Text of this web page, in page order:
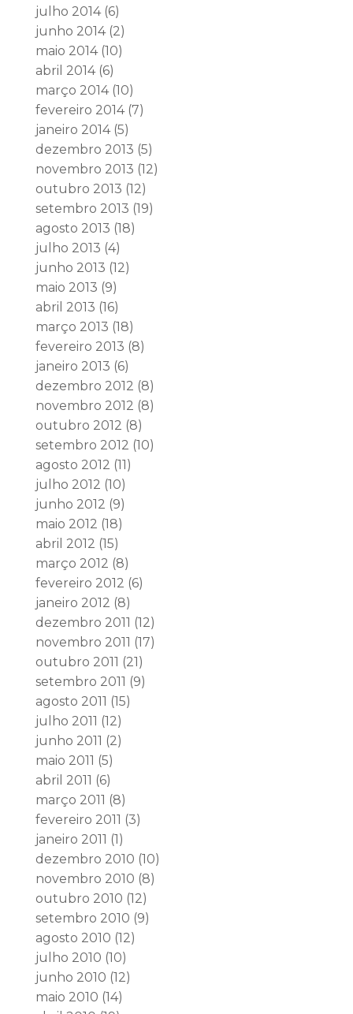
julho 2014(6)
junho 2014(2)
maio 2014(10)
abril 2014(6)
março 2014(10)
fevereiro 2014(7)
janeiro 2014(5)
dezembro 2013 (5)
novembro 2013 (12)
outubro 2013 (12)
setembro 2013 (19)
agosto 2013 (18)
julho 2013 (4)
junho 2013 (12)
maio 2013 (9)
abril 2013 (16)
março 2013 (18)
fevereiro 2013 (8)
janeiro 2013 (6)
dezembro 2012 (8)
novembro 2012 (8)
outubro 2012 (8)
setembro 2012 (10)
agosto 2012 (11)
julho 2012 (10)
junho 2012 (9)
maio 2012 (18)
abril 2012 (15)
março 2012 (8)
fevereiro 2012 (6)
janeiro 2012 (8)
dezembro 2011 (12)
novembro 2011 (17)
outubro 2011 (21)
setembro 2011 (9)
agosto 2011 (15)
julho 2011 (12)
junho 2011 (2)
maio 2011 (5)
abril 2011 (6)
março 2011 (8)
fevereiro 2011 (3)
janeiro 2011 (1)
dezembro 2010 (10)
novembro 2010 (8)
outubro 2010 (12)
setembro 2010 (9)
agosto 2010 (12)
julho 2010 (10)
junho 2010 (12)
maio 2010 (14)